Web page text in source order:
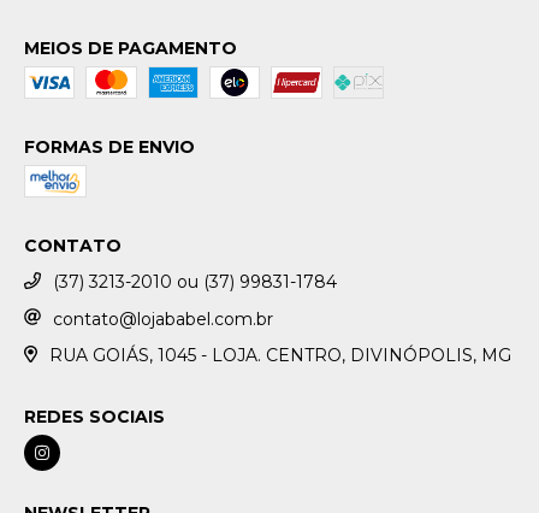
MEIOS DE PAGAMENTO
FORMAS DE ENVIO
CONTATO
(37) 3213-2010 ou (37) 99831-1784
contato@lojababel.com.br
RUA GOIÁS, 1045 - LOJA. CENTRO, DIVINÓPOLIS, MG
REDES SOCIAIS